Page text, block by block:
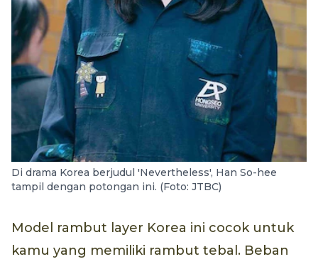
Di drama Korea berjudul 'Nevertheless', Han So-hee
tampil dengan potongan ini. (Foto: JTBC)
Model rambut layer Korea ini cocok untuk
kamu yang memiliki rambut tebal. Beban